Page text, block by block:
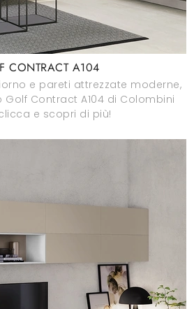
CONTRACT A104
e pareti attrezzate moderne,
Contract A104 di Colombini
e scopri di più!